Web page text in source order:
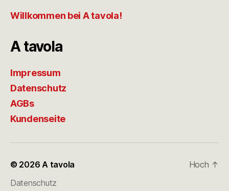
Willkommen bei A tavola!
A tavola
Impressum
Datenschutz
AGBs
Kundenseite
© 2026 A tavola
Datenschutz
Hoch ↑